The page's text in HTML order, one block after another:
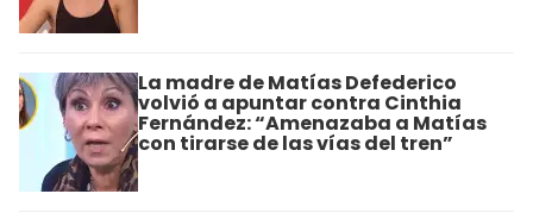
La madre de Matías Defederico
volvió a apuntar contra Cinthia
Fernández: “Amenazaba a Matías
con tirarse de las vías del tren”